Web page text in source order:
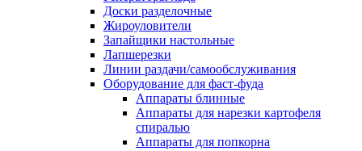
Доски разделочные
Жироуловители
Запайщики настольные
Лапшерезки
Линии раздачи/самообслуживания
Оборудование для фаст-фуда
Аппараты блинные
Аппараты для нарезки картофеля
спиралью
Аппараты для попкорна